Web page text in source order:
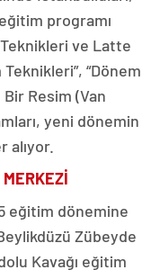
programı
ve Latte
Teknikleri”, “Dönem
Bir Resim (Van
yeni dönemin
alıyor.
eğitim dönemine
Zübeyde
Kavağı eğitim